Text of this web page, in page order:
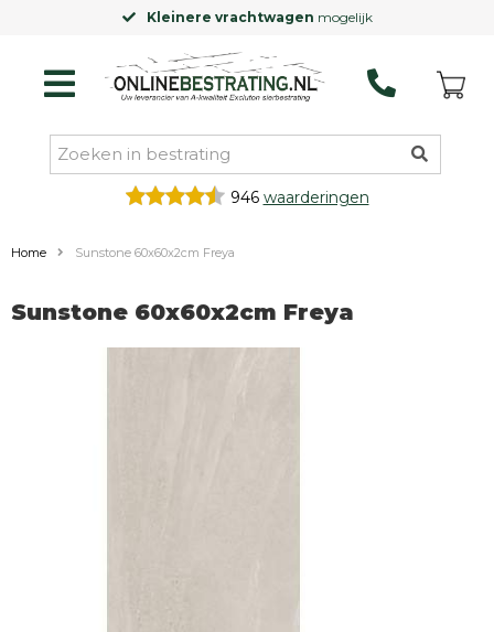
Kleinere vrachtwagen mogelijk
946 waarderingen
Home Sunstone 60x60x2cm Freya
Sunstone 60x60x2cm Freya